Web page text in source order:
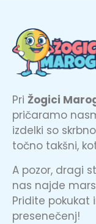
Pri Žogici
pričaramo
izdelki so
točno takšni,
A pozor, dragi
nas najde
Pridite pokukat
presenečenj!